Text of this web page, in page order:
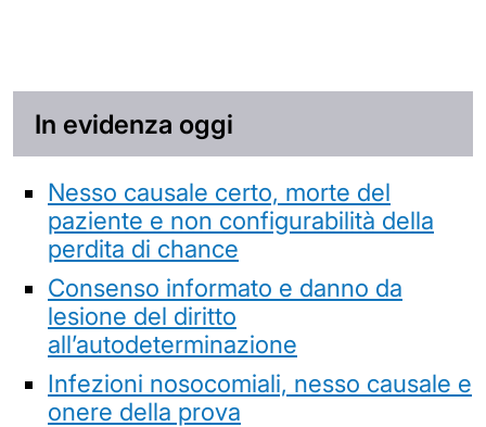
In evidenza oggi
Nesso causale certo, morte del
paziente e non configurabilità della
perdita di chance
Consenso informato e danno da
lesione del diritto
all’autodeterminazione
Infezioni nosocomiali, nesso causale e
onere della prova